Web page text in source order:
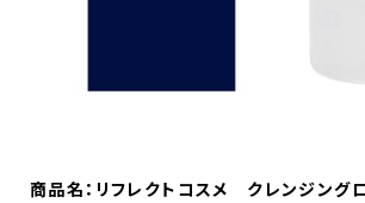
商品名：リフレクトコスメ クレンジング